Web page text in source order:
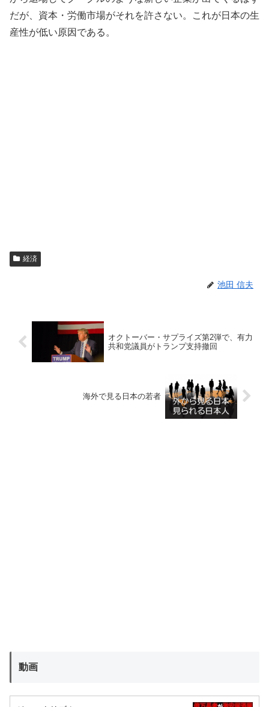
だが、資本・労働市場がそれを許さない。これが日本の生
産性が低い原因である。
経済
池田 信夫
オクトーバー・サプライズ第2弾で、有力
共和党議員がトランプ支持撤回
海外で見る日本の若者
動画